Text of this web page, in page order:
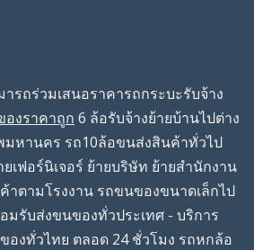
รถร่วมเสนอราคารถกระบะรับจ้าง
องราคาถูก 6 ล้อรับจ้างย้ายบ้านไปต่าง
มหานคร รถ10ล้อขนส่งสินค้าทั่วไป
เฟอร์นิเจอร์ ย้ายบริษัท ย้ายสํานักงาน
าตามโรงงาน รถขนของขนาดเล็กไป
มรับส่งขนของทั่วประเทศ - บริการ
องทั่วไทย ตลอด 24 ชั่วโมง รถหกล้อ